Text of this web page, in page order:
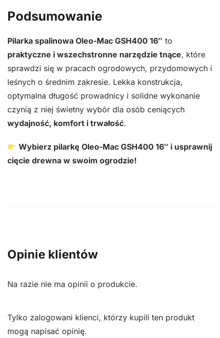
Podsumowanie
Pilarka spalinowa Oleo-Mac GSH400 16″ to
praktyczne i wszechstronne narzędzie tnące, które
sprawdzi się w pracach ogrodowych, przydomowych i
leśnych o średnim zakresie. Lekka konstrukcja,
optymalna długość prowadnicy i solidne wykonanie
czynią z niej świetny wybór dla osób ceniących
wydajność, komfort i trwałość.
Wybierz pilarkę Oleo-Mac GSH400 16″ i usprawnij
cięcie drewna w swoim ogrodzie!
Opinie klientów
Na razie nie ma opinii o produkcie.
Tylko zalogowani klienci, którzy kupili ten produkt
mogą napisać opinię.